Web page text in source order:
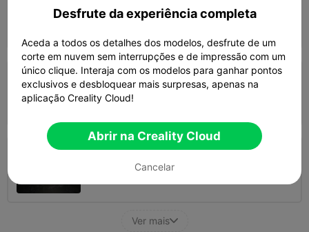
Camada de 0,2mm, 3 paredes, 15% de
preenchimento
Camada de 0,2mm, 2 paredes, 15% de
preenchimento
 06h 26m
preenchimento
Ver mais
Desfrute da experiência completa
Aceda a todos os detalhes dos modelos, desfrute de um
corte em nuvem sem interrupções e de impressão com um
único clique. Interaja com os modelos para ganhar pontos
exclusivos e desbloquear mais surpresas, apenas na
aplicação Creality Cloud!
Abrir na Creality Cloud
Cancelar